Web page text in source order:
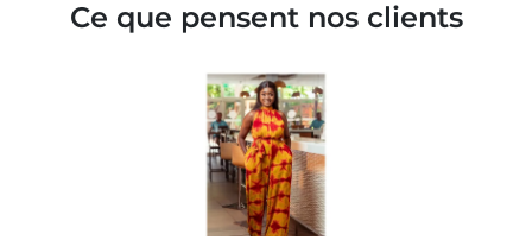
Ce que pensent nos clients